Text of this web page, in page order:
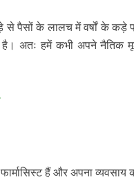
से पैसों के लालच में वर्षों के कड़े
अतः हमें कभी अपने नैतिक
हैं और अपना व्यवसाय